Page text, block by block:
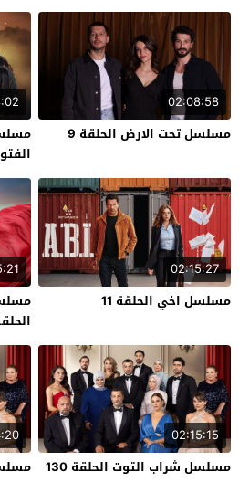
02:08:58
مسلسل تحت الارض الحلقة 9
02:15:27
مسلسل اخي الحلقة 11
02:15:15
مسلسل شراب التوت الحلقة 130